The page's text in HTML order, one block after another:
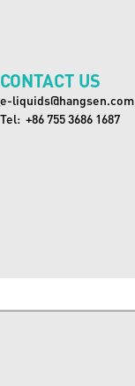
CONTACT US
e-liquids@hangsen.com
Tel:  +86 755 3686 1687